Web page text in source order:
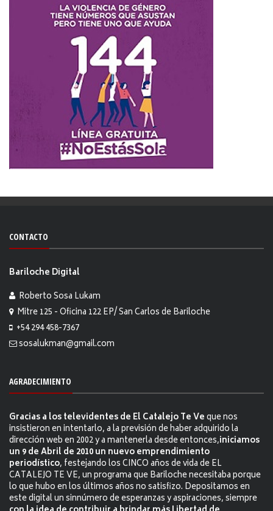
CONTACTO
Bariloche Digital
Roberto Sosa Lukam
Mitre 125 - Oficina 122 EP/ San Carlos de Bariloche
+54 294 458-7367
sosalukman@gmail.com
AGRADECIMIENTO
Gracias a los televidentes de El Catalejo Te Veque nos
insistieron en intentarlo, a la previsión de haber adquirido la
dirección web en 2002 y a mantenerla desde entonces,iniciamos
un 9 de Abril de 2010 un nuevo emprendimiento
periodístico, festejando los CINCO años de vida de EL
CATALEJO TE VE, un programa que Bariloche necesitaba porque
lo que hubo en los últimos años no satisfizo. Depositamos en
este digital un sinnúmero de esperanzas y aspiraciones, siempre